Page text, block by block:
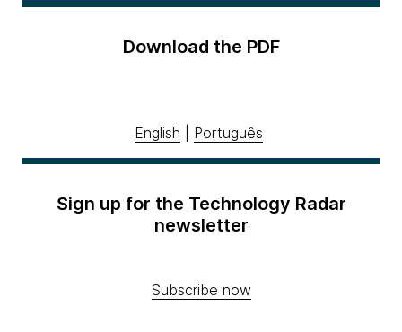
Download the PDF
English Português
Sign up for the Technology Radar
newsletter
Subscribe now